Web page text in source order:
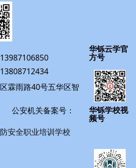
霖雨路40号五华区智
11栋一楼
公安机关备案号：
安全职业培训学校
华铄云学官
方号
华铄学校视
频号